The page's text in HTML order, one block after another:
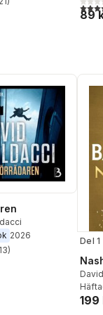
Totalt antal4,0
89
2026
Totalt antal
13)
Del 1
199